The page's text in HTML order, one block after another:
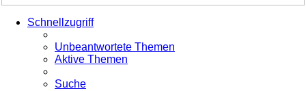
Schnellzugriff
Unbeantwortete Themen
Aktive Themen
Suche